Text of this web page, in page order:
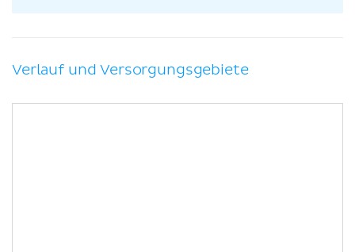
Verlauf und Versorgungsgebiete